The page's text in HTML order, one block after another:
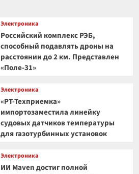
Электроника
Российский комплекс РЭБ,
способный подавлять дроны на
расстоянии до 2 км. Представлен
«Поле-31»
Электроника
«РТ-Техприемка»
импортозаместила линейку
судовых датчиков температуры
для газотурбинных установок
Электроника
ИИ Maven достиг полной